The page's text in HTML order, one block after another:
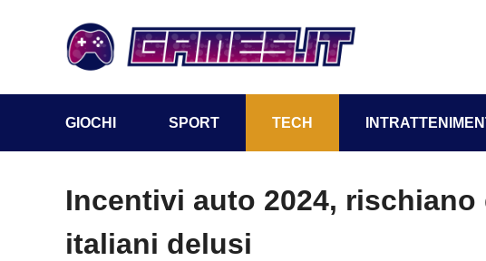
GIOCHI SPORT TECH
Incentivi auto 2024,
italiani delusi